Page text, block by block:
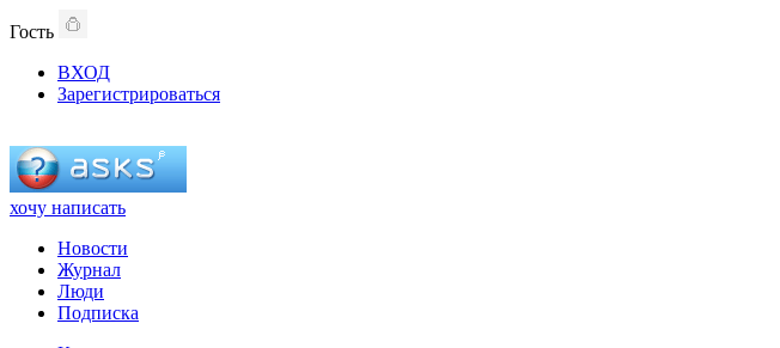
Гость
ВХОД
Зарегистрироваться
хочу написать
Новости
Журнал
Люди
Подписка